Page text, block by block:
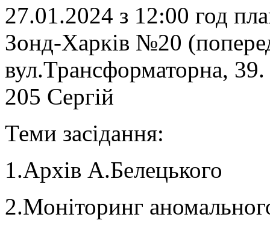
27.01.2024 з 12:00 год
Зонд-Харків №20
вул.Трансформаторна,
205 Сергій
Теми засідання:
1.Архів А.Белецького
2.Моніторинг